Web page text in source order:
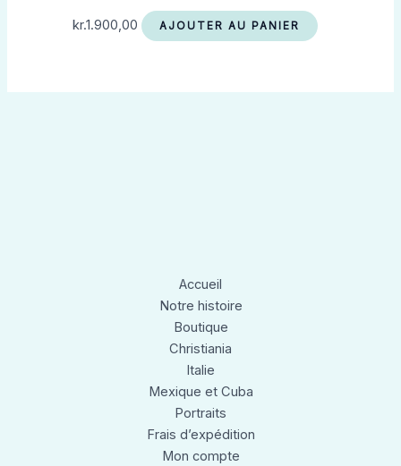
kr.1.900,00 AJOUTER AU PANIER
Accueil
Notre histoire
Boutique
Christiania
Italie
Mexique et Cuba
Portraits
Frais d’expédition
Mon compte